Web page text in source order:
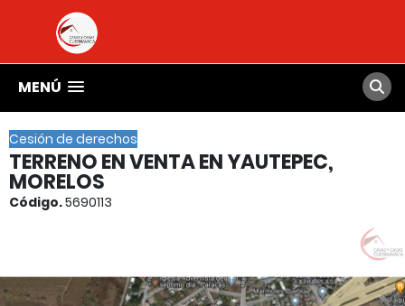
MENÚ
Cesión de derechos
TERRENO EN VENTA EN YAUTEPEC,
MORELOS
Código.5690113